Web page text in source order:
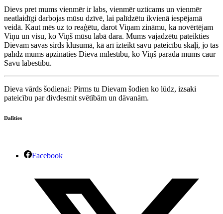
Dievs pret mums vienmēr ir labs, vienmēr uzticams un vienmēr
neatlaidīgi darbojas mūsu dzīvē, lai palīdzētu ikvienā iespējamā
veidā. Kaut mēs uz to reaģētu, darot Viņam zināmu, ka novērtējam
Viņu un visu, ko Viņš mūsu labā dara. Mums vajadzētu pateikties
Dievam savas sirds klusumā, kā arī izteikt savu pateicību skaļi, jo tas
palīdz mums apzināties Dieva mīlestību, ko Viņš parādā mums caur
Savu labestību.
Dieva vārds šodienai: Pirms tu Dievam šodien ko lūdz, izsaki
pateicību par divdesmit svētībām un dāvanām.
Dalīties
Facebook